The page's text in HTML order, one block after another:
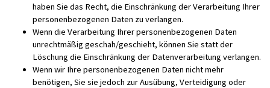
haben Sie das Recht, die Einschränkung der Verarbeitung Ihrer
personenbezogenen Daten zu verlangen.
Wenn die Verarbeitung Ihrer personenbezogenen Daten
unrechtmäßig geschah/geschieht, können Sie statt der
Löschung die Einschränkung der Datenverarbeitung verlangen.
Wenn wir Ihre personenbezogenen Daten nicht mehr
benötigen, Sie sie jedoch zur Ausübung, Verteidigung oder